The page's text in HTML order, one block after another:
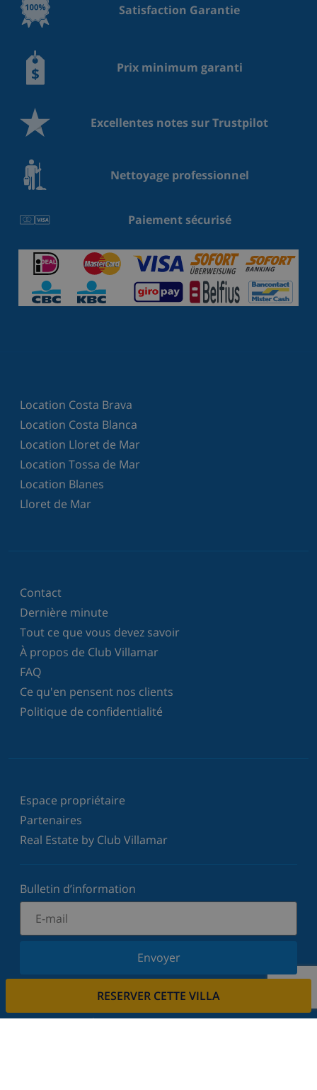
RESERVER CETTE VILLA
Satisfaction Garantie
Prix minimum garanti
Excellentes notes sur Trustpilot
Nettoyage professionnel
Paiement sécurisé
Location Costa Brava
Location Costa Blanca
Location Lloret de Mar
Location Tossa de Mar
Location Blanes
Lloret de Mar
Contact
Dernière minute
Tout ce que vous devez savoir
À propos de Club Villamar
FAQ
Ce qu'en pensent nos clients
Politique de confidentialité
Espace propriétaire
Partenaires
Real Estate by Club Villamar
Bulletin d’information
Envoyer
Inscrivez-vous à notre newsletter et restez informé
votre vie privée.